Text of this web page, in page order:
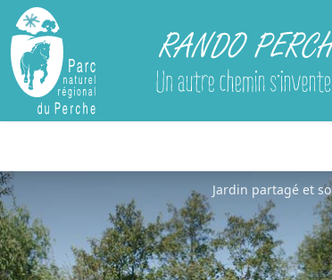
Rando Perche